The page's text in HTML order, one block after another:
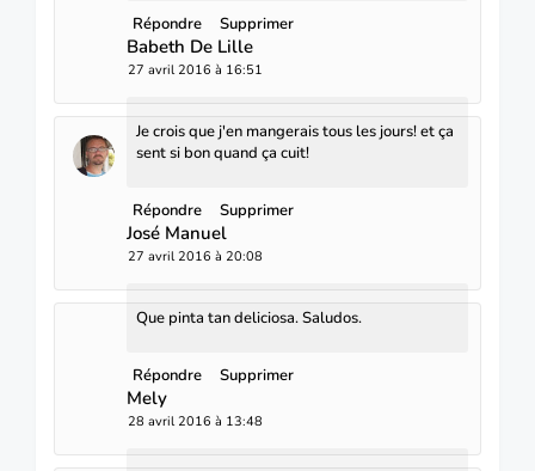
Répondre Supprimer
Babeth De Lille
27 avril 2016 à 16:51
Je crois que j'en mangerais tous les jours! et ça
sent si bon quand ça cuit!
Répondre Supprimer
José Manuel
27 avril 2016 à 20:08
Que pinta tan deliciosa. Saludos.
Répondre Supprimer
Mely
28 avril 2016 à 13:48